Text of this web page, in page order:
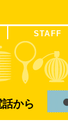
STAFF
話から